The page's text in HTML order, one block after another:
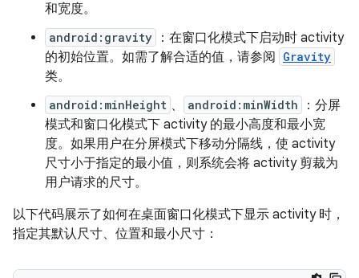
和宽度。
android:gravity
：在窗口化模式下启动时 activity
的初始位置。如需了解合适的值，请参阅
Gravity
类。
android:minHeight 、 android:minWidth
：分屏
模式和窗口化模式下 activity 的最小高度和最小宽
度。如果用户在分屏模式下移动分隔线，使 activity
尺寸小于指定的最小值，则系统会将 activity 剪裁为
用户请求的尺寸。
以下代码展示了如何在桌面窗口化模式下显示 activity 时，
指定其默认尺寸、位置和最小尺寸：